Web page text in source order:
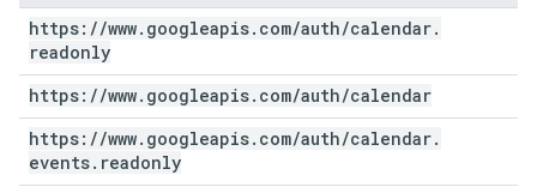
https: //www. googleapis. com/auth/calendar.
readonly
https: //www. googleapis. com/auth/calendar
https: //www. googleapis. com/auth/calendar.
events. readonly